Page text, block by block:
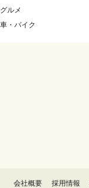
グルメ
車・バイク
会社概要 採用情報